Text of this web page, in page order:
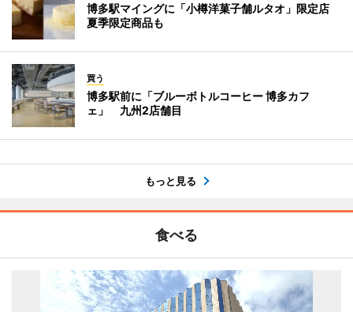
博多駅マイングに「小樽洋菓子舗ルタオ」限定店
夏季限定商品も
買う
博多駅前に「ブルーボトルコーヒー 博多カフ
ェ」 九州2店舗目
もっと見る
食べる